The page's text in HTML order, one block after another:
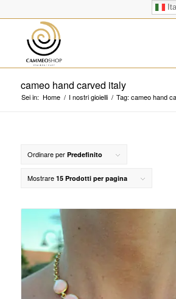
cameo hand carved italy
Sei in: Home / I nostri gioielli / Tag: cameo hand
Ordinare per Predefinito
Mostrare 15 Prodotti per pagina